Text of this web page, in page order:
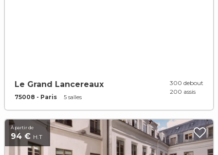
Le Grand Lancereaux
75008 - Paris 5 salles
300 debout
200 assis
À partir de
94 € H.T